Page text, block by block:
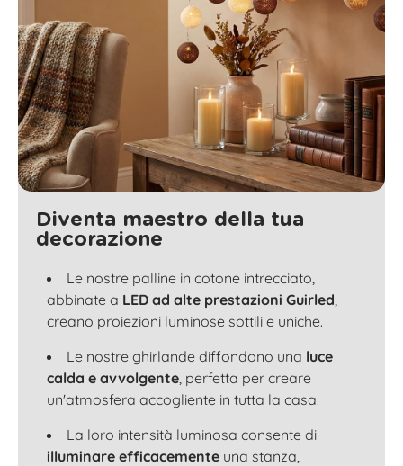
Diventa maestro della tua
decorazione
Le nostre palline in cotone intrecciato,
abbinate a LED ad alte prestazioni Guirled,
creano proiezioni luminose sottili e uniche.
Le nostre ghirlande diffondono una luce
calda e avvolgente, perfetta per creare
un'atmosfera accogliente in tutta la casa.
La loro intensità luminosa consente di
illuminare efficacemente una stanza,